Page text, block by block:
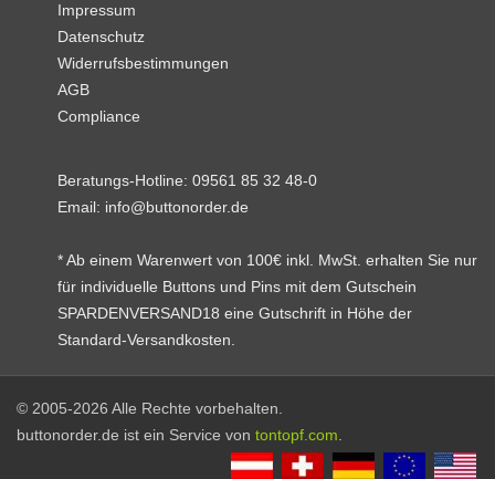
Impressum
Datenschutz
Widerrufsbestimmungen
AGB
Compliance
Beratungs-Hotline:09561 85 32 48-0
Email: info@buttonorder.de
* Ab einem Warenwert von 100€ inkl. MwSt. erhalten Sie nur
für individuelle Buttons und Pins mit dem Gutschein
SPARDENVERSAND18 eine Gutschrift in Höhe der
Standard-Versandkosten.
© 2005-2026 Alle Rechte vorbehalten.
buttonorder.de ist ein Service von tontopf.com